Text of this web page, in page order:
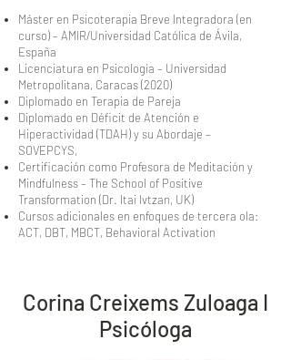
Máster en Psicoterapia Breve Integradora (en
curso) – AMIR/Universidad Católica de Ávila,
España
Licenciatura en Psicología – Universidad
Metropolitana, Caracas (2020)
Diplomado en Terapia de Pareja
Diplomado en Déficit de Atención e
Hiperactividad (TDAH) y su Abordaje –
SOVEPCYS,
Certificación como Profesora de Meditación y
Mindfulness – The School of Positive
Transformation (Dr. Itai Ivtzan, UK)
Cursos adicionales en enfoques de tercera ola:
ACT, DBT, MBCT, Behavioral Activation
Corina Creixems Zuloaga I
Psicóloga